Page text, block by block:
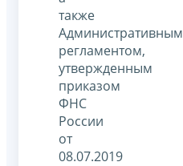
также
Административным
регламентом,
утвержденным
приказом
ФНС
России
от
08.07.2019